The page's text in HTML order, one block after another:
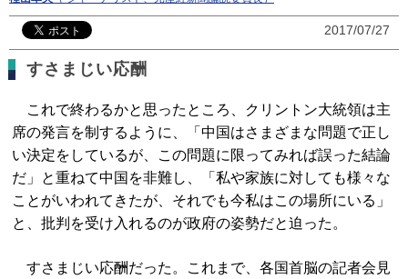
2017/07/27
すさまじい応酬
これで終わるかと思ったところ、クリントン大統領は主
席の発言を制するように、「中国はさまざまな問題で正し
い決定をしているが、この問題に限ってみれば誤った結論
だ」と重ねて中国を非難し、「私や家族に対しても様々な
ことがいわれてきたが、それでも今私はこの場所にいる」
と、批判を受け入れるのが政府の姿勢だと迫った。
すさまじい応酬だった。これまで、各国首脳の記者会見